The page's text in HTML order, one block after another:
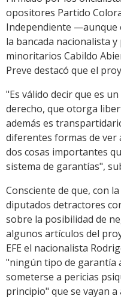
opositores Partido
Independiente —aunque
la bancada nacionalista
minoritarios Cabildo
Preve destacó que el
"Es válido decir que es
derecho, que otorga
además es
diferentes formas de ver
dos cosas importantes
sistema de garantías",
Consciente de que, con
diputados detractores
sobre la posibilidad de
algunos artículos del
EFE el nacionalista
"ningún tipo de garantía
someterse a pericias
principio" que se vayan a